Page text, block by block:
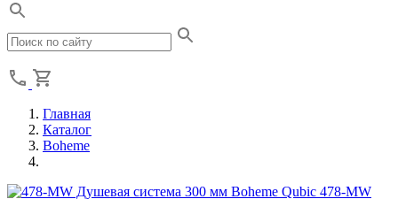
Главная
Каталог
Boheme